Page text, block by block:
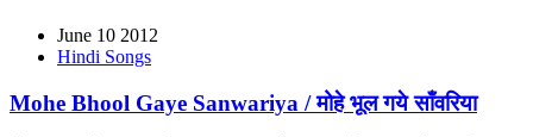
June 10 2012
Hindi Songs
Mohe Bhool Gaye Sanwariya / मोहे भूल गये साँवरिया